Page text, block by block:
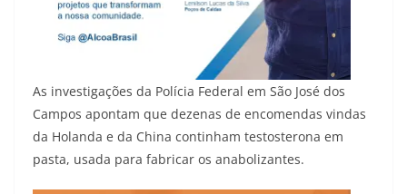
As investigações da Polícia Federal em São José dos
Campos apontam que dezenas de encomendas vindas
da Holanda e da China continham testosterona em
pasta, usada para fabricar os anabolizantes.